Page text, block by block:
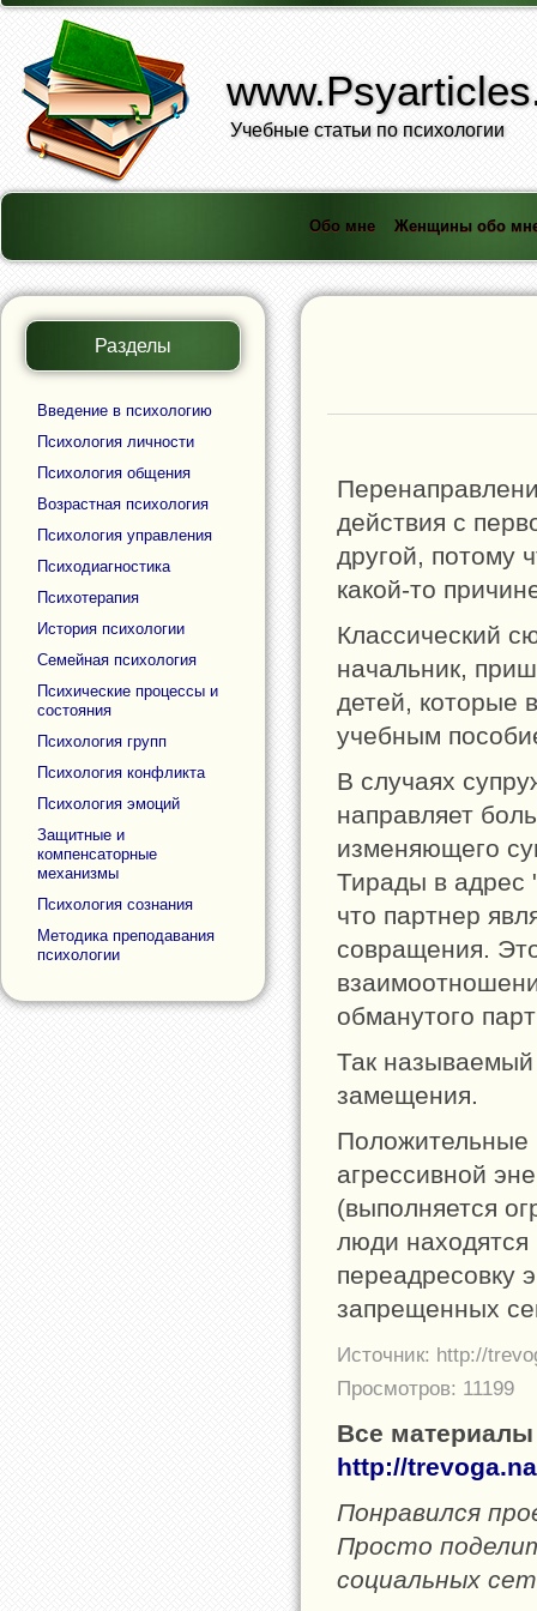
Учебные статьи по психологии
Обо мне Женщины обо
Разделы
Введение в психологию
Психология личности
Психология общения
Возрастная психология
Психология управления
Психодиагностика
Психотерапия
История психологии
Семейная психология
Психические процессы и
состояния
Психология групп
Психология конфликта
Психология эмоций
Защитные и
компенсаторные
механизмы
Психология сознания
Методика преподавания
психологии
действия с
другой, потому
какой-то
Классический
начальник,
детей, которые
учебным
В случаях
направляет
изменяющего
Тирады в адрес
что партнер
совращения.
обманутого
Так
замещения.
Положительные
агрессивной
(выполняется
люди находятся
переадресовку
запрещенных
Источник: http://
Просмотров: 11199
Все материалы
http://
Понравился
Просто
социальных